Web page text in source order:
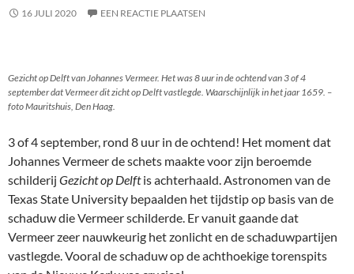
16 JULI 2020 EEN REACTIE PLAATSEN
Gezicht op Delft van Johannes Vermeer. Het was 8 uur in de ochtend van 3 of 4
september dat Vermeer dit zicht op Delft vastlegde. Waarschijnlijk in het jaar 1659. –
foto Mauritshuis, Den Haag.
3 of 4 september, rond 8 uur in de ochtend! Het moment dat
Johannes Vermeer de schets maakte voor zijn beroemde
schilderij Gezicht op Delftis achterhaald. Astronomen van de
Texas State University bepaalden het tijdstip op basis van de
schaduw die Vermeer schilderde. Er vanuit gaande dat
Vermeer zeer nauwkeurig het zonlicht en de schaduwpartijen
vastlegde. Vooral de schaduw op de achthoekige torenspits